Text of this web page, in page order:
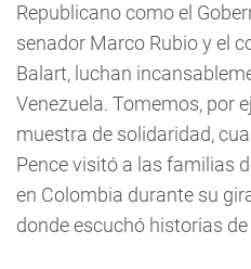
Republicano como el
senador Marco Rubio y el
Balart, luchan
Venezuela. Tomemos, por
muestra de solidaridad,
Pence visitó a las familias
en Colombia durante su
donde escuchó historias